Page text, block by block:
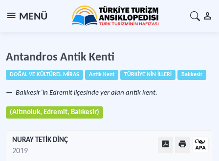
MENÜ
Antandros Antik Kenti
DOĞAL VE KÜLTÜREL MİRAS Antik Kent TÜRKİYE'NİN İLLERİ Balıkesir
Balıkesir’in Edremit ilçesinde yer alan antik kent.
(Altınoluk, Edremit, Balıkesir)
NURAY TETİK DİNÇ
2019